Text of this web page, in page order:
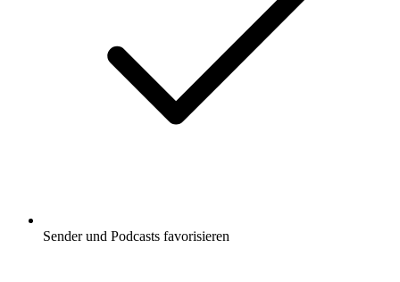
Sender und Podcasts favorisieren